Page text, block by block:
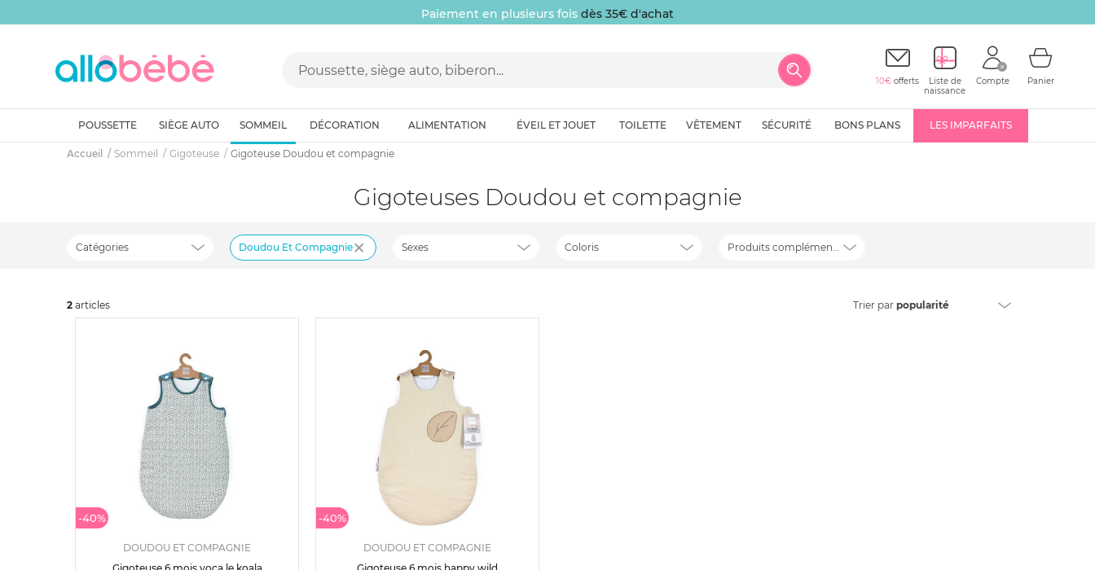
Paiement en plusieurs fois dès 35€ d'achat
10€ offerts
Liste de
naissance
Compte Panier
POUSSETTE SIÈGE AUTO SOMMEIL DÉCORATION ALIMENTATION ÉVEIL ET JOUET TOILETTE VÊTEMENT SÉCURITÉ BONS PLANS LES IMPARFAITS
Accueil Sommeil Gigoteuse Gigoteuse Doudou et compagnie
Gigoteuses Doudou et compagnie
Catégories Doudou Et Compagnie Sexes Coloris Produits complémentaires
2 articles Trier par popularité
-40%
DOUDOU ET COMPAGNIE
-40%
DOUDOU ET COMPAGNIE